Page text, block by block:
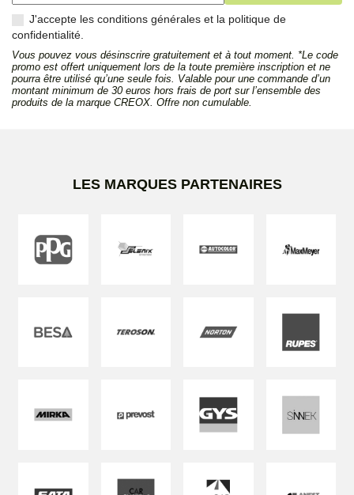
J'accepte les conditions générales et la politique de
confidentialité.
Vous pouvez vous désinscrire gratuitement et à tout moment. *Le code
promo est offert uniquement lors de la toute première inscription et ne
pourra être utilisé qu’une seule fois. Valable pour une commande d’un
montant minimum de 30 euros hors frais de port sur l’ensemble des
produits de la marque CREOX. Offre non cumulable.
LES MARQUES PARTENAIRES